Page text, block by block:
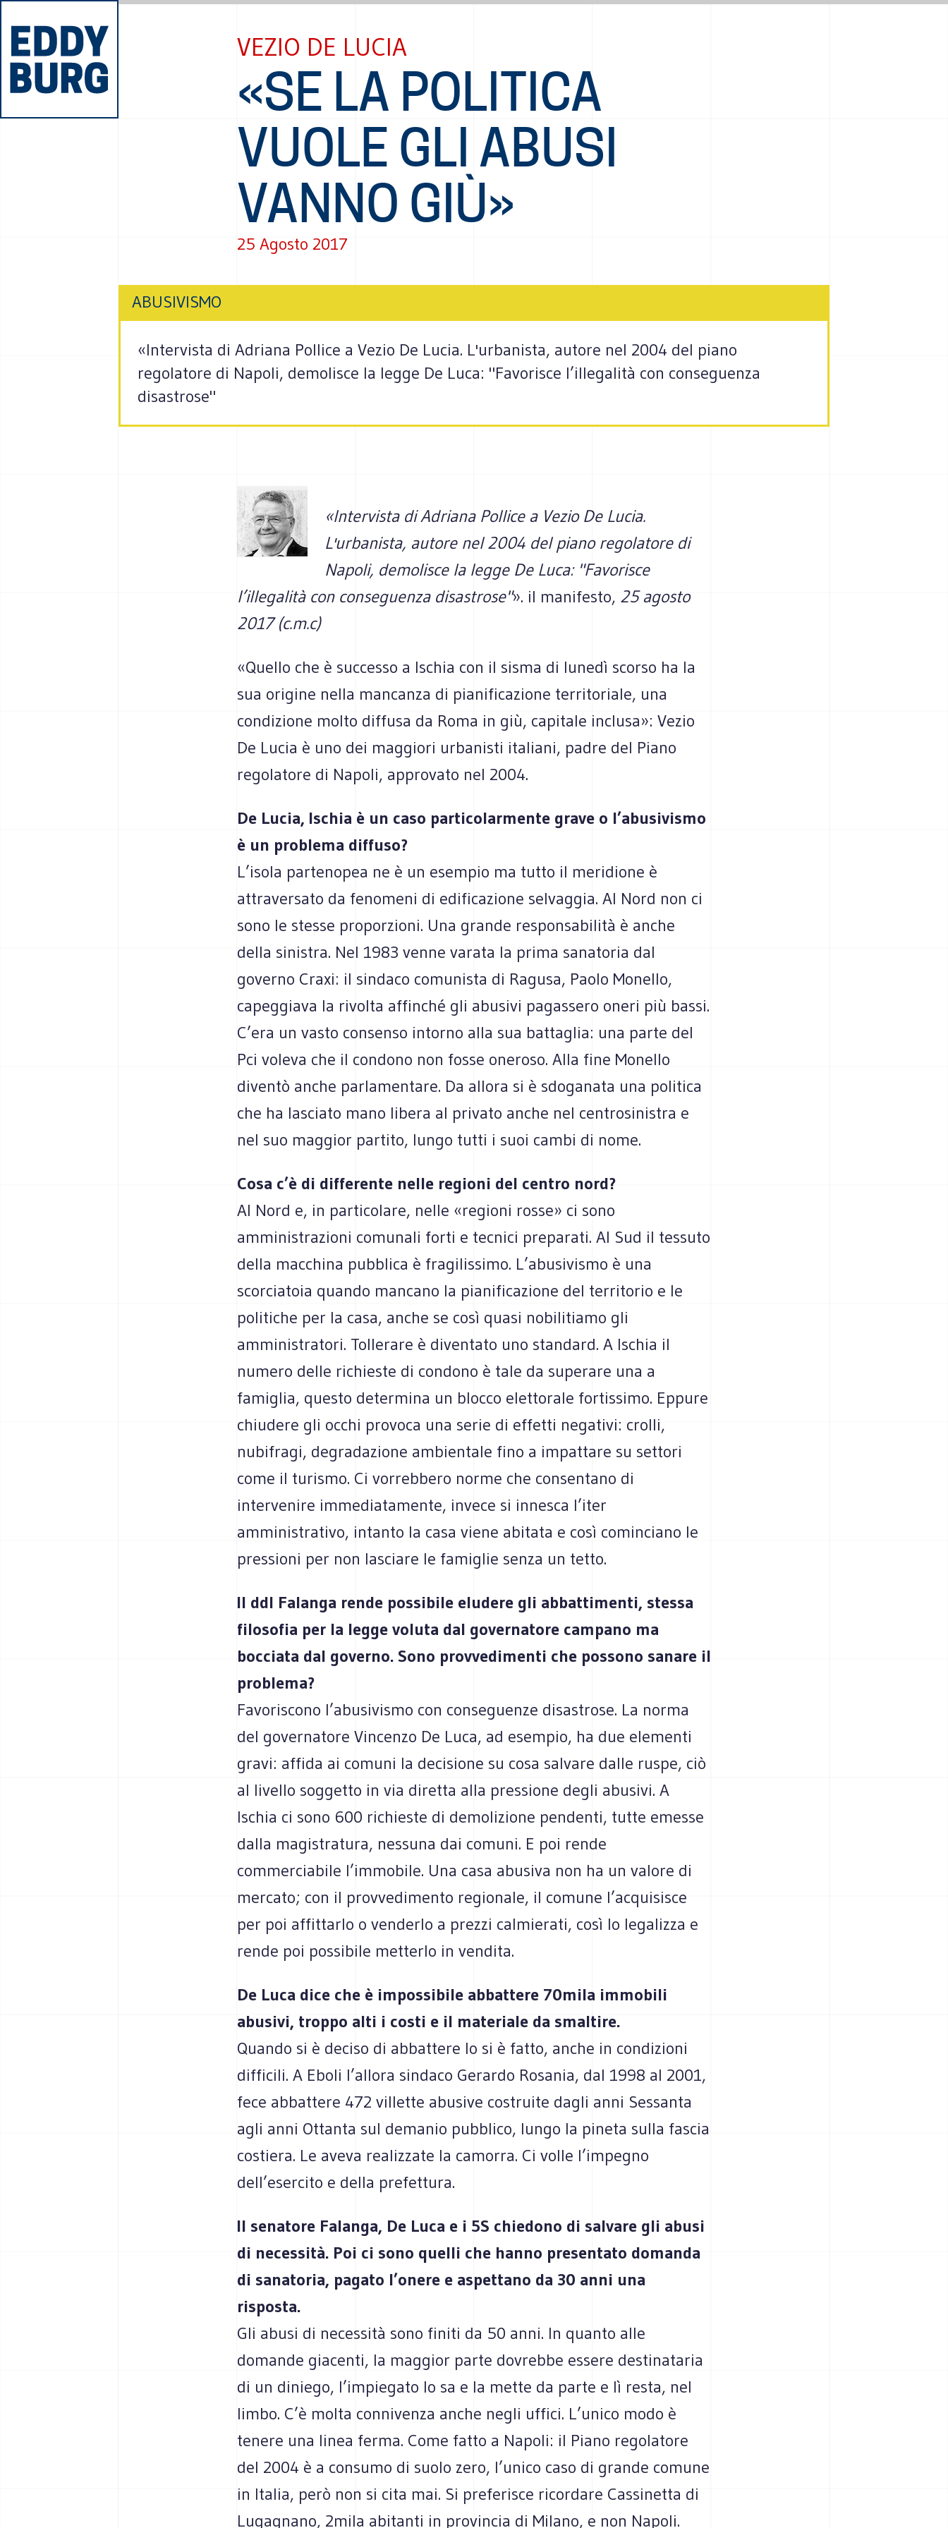
VEZIO DE LUCIA
«SE LA POLITICA
VUOLE GLI ABUSI
VANNO GIÙ»
25 Agosto 2017
ABUSIVISMO
«Intervista di Adriana Pollice a Vezio De Lucia. L'urbanista, autore nel 2004 del piano
regolatore di Napoli, demolisce la legge De Luca: "Favorisce l’illegalità con conseguenza
disastrose"
«Intervista di Adriana Pollice a Vezio De Lucia.
L'urbanista, autore nel 2004 del piano regolatore di
Napoli, demolisce la legge De Luca: "Favorisce
l’illegalità con conseguenza disastrose"». il manifesto, 25 agosto
2017 (c.m.c)
«Quello che è successo a Ischia con il sisma di lunedì scorso ha la
sua origine nella mancanza di pianificazione territoriale, una
condizione molto diffusa da Roma in giù, capitale inclusa»: Vezio
De Lucia è uno dei maggiori urbanisti italiani, padre del Piano
regolatore di Napoli, approvato nel 2004.
De Lucia, Ischia è un caso particolarmente grave o l’abusivismo
è un problema diffuso?
L’isola partenopea ne è un esempio ma tutto il meridione è
attraversato da fenomeni di edificazione selvaggia. Al Nord non ci
sono le stesse proporzioni. Una grande responsabilità è anche
della sinistra. Nel 1983 venne varata la prima sanatoria dal
governo Craxi: il sindaco comunista di Ragusa, Paolo Monello,
capeggiava la rivolta affinché gli abusivi pagassero oneri più bassi.
C’era un vasto consenso intorno alla sua battaglia: una parte del
Pci voleva che il condono non fosse oneroso. Alla fine Monello
diventò anche parlamentare. Da allora si è sdoganata una politica
che ha lasciato mano libera al privato anche nel centrosinistra e
nel suo maggior partito, lungo tutti i suoi cambi di nome.
Cosa c’è di differente nelle regioni del centro nord?
Al Nord e, in particolare, nelle «regioni rosse» ci sono
amministrazioni comunali forti e tecnici preparati. Al Sud il tessuto
della macchina pubblica è fragilissimo. L’abusivismo è una
scorciatoia quando mancano la pianificazione del territorio e le
politiche per la casa, anche se così quasi nobilitiamo gli
amministratori. Tollerare è diventato uno standard. A Ischia il
numero delle richieste di condono è tale da superare una a
famiglia, questo determina un blocco elettorale fortissimo. Eppure
chiudere gli occhi provoca una serie di effetti negativi: crolli,
nubifragi, degradazione ambientale fino a impattare su settori
come il turismo. Ci vorrebbero norme che consentano di
intervenire immediatamente, invece si innesca l’iter
amministrativo, intanto la casa viene abitata e così cominciano le
pressioni per non lasciare le famiglie senza un tetto.
Il ddl Falanga rende possibile eludere gli abbattimenti, stessa
filosofia per la legge voluta dal governatore campano ma
bocciata dal governo. Sono provvedimenti che possono sanare il
problema?
Favoriscono l’abusivismo con conseguenze disastrose. La norma
del governatore Vincenzo De Luca, ad esempio, ha due elementi
gravi: affida ai comuni la decisione su cosa salvare dalle ruspe, ciò
al livello soggetto in via diretta alla pressione degli abusivi. A
Ischia ci sono 600 richieste di demolizione pendenti, tutte emesse
dalla magistratura, nessuna dai comuni. E poi rende
commerciabile l’immobile. Una casa abusiva non ha un valore di
mercato; con il provvedimento regionale, il comune l’acquisisce
per poi affittarlo o venderlo a prezzi calmierati, così lo legalizza e
rende poi possibile metterlo in vendita.
De Luca dice che è impossibile abbattere 70mila immobili
abusivi, troppo alti i costi e il materiale da smaltire.
Quando si è deciso di abbattere lo si è fatto, anche in condizioni
difficili. A Eboli l’allora sindaco Gerardo Rosania, dal 1998 al 2001,
fece abbattere 472 villette abusive costruite dagli anni Sessanta
agli anni Ottanta sul demanio pubblico, lungo la pineta sulla fascia
costiera. Le aveva realizzate la camorra. Ci volle l’impegno
dell’esercito e della prefettura.
Il senatore Falanga, De Luca e i 5S chiedono di salvare gli abusi
di necessità. Poi ci sono quelli che hanno presentato domanda
di sanatoria, pagato l’onere e aspettano da 30 anni una
risposta.
Gli abusi di necessità sono finiti da 50 anni. In quanto alle
domande giacenti, la maggior parte dovrebbe essere destinataria
di un diniego, l’impiegato lo sa e la mette da parte e lì resta, nel
limbo. C’è molta connivenza anche negli uffici. L’unico modo è
tenere una linea ferma. Come fatto a Napoli: il Piano regolatore
del 2004 è a consumo di suolo zero, l’unico caso di grande comune
in Italia, però non si cita mai. Si preferisce ricordare Cassinetta di
Lugagnano, 2mila abitanti in provincia di Milano, e non Napoli.